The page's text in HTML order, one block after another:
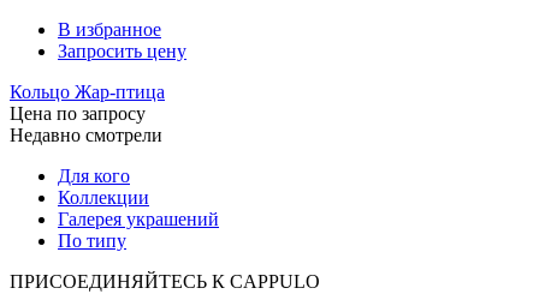
В избранное
Запросить цену
Кольцо Жар-птица
Цена по запросу
Недавно смотрели
Для кого
Коллекции
Галерея украшений
По типу
ПРИСОЕДИНЯЙТЕСЬ К CAPPULO